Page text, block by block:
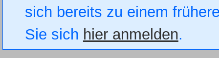
sich bereits zu einem
Sie sich hier anmelden.